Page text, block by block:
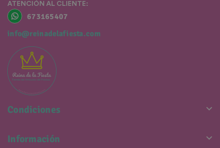
ATENCIÓN AL CLIENTE:
673165407
info@reinadelafiesta.com
Condiciones 
Información 